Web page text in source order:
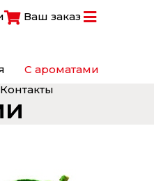
Ваш заказ
С ароматами
Контакты